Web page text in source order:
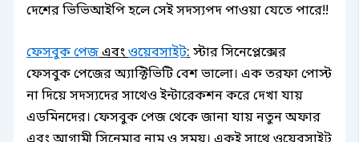
দেশের ভিভিআইপি হলে সেই সদস্যপদ পাওয়া যেতে পারে!!
ফেসবুক পেজএবংওয়েবসাইট:স্টার সিনেপ্লেক্সের
ফেসবুক পেজের অ্যাক্টিভিটি বেশ ভালো। এক তরফা পোস্ট
না দিয়ে সদস্যদের সাথেও ইন্টারেকশন করে দেখা যায়
এডমিনদের। ফেসবুক পেজ থেকে জানা যায় নতুন অফার